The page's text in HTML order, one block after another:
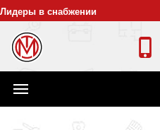
Лидеры в снабжении